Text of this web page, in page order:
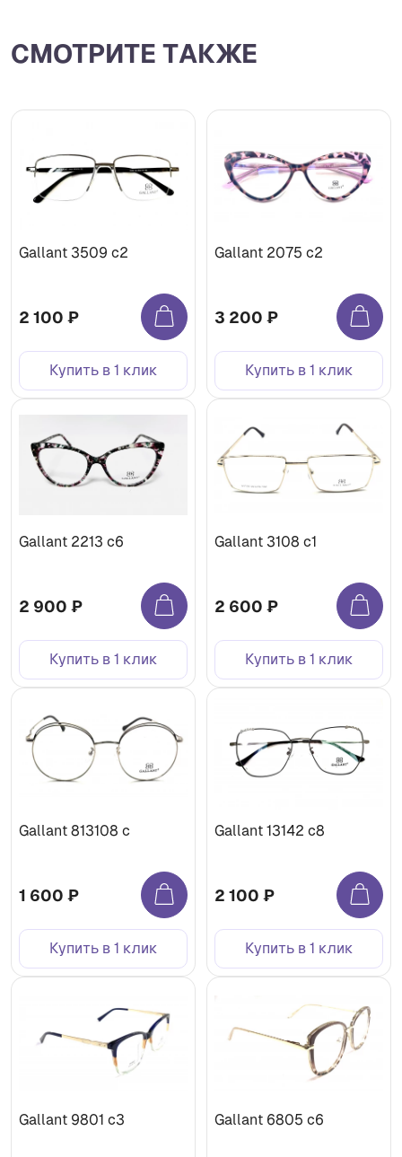
СМОТРИТЕ ТАКЖЕ
Gallant 3509 c2
2 100 ₽
Купить в 1 клик
Gallant 2075 c2
3 200 ₽
Купить в 1 клик
Gallant 2213 c6
2 900 ₽
Купить в 1 клик
Gallant 3108 с1
2 600 ₽
Купить в 1 клик
Gallant 813108 c
1 600 ₽
Купить в 1 клик
Gallant 13142 с8
2 100 ₽
Купить в 1 клик
Gallant 9801 c3 Gallant 6805 с6